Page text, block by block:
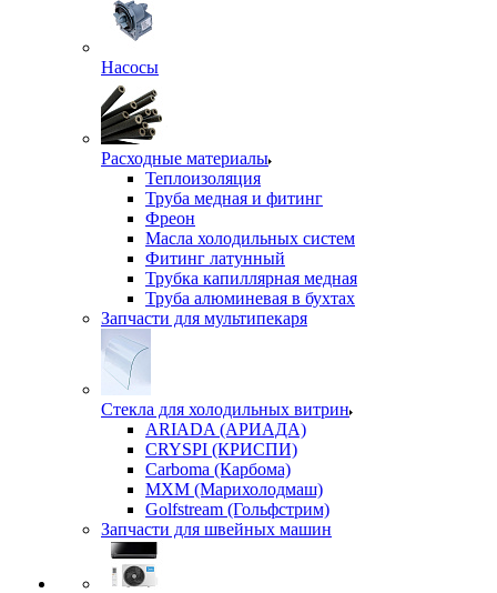
Насосы
Расходные материалы
Теплоизоляция
Труба медная и фитинг
Фреон
Масла холодильных систем
Фитинг латунный
Трубка капиллярная медная
Труба алюминевая в бухтах
Запчасти для мультипекаря
Стекла для холодильных витрин
ARIADA (АРИАДА)
CRYSPI (КРИСПИ)
Carboma (Карбома)
MXM (Марихолодмаш)
Golfstream (Гольфстрим)
Запчасти для швейных машин